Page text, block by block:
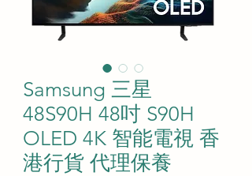
Samsung 三星
48S90H 48吋 S90H
OLED 4K 智能電視 香
港行貨 代理保養